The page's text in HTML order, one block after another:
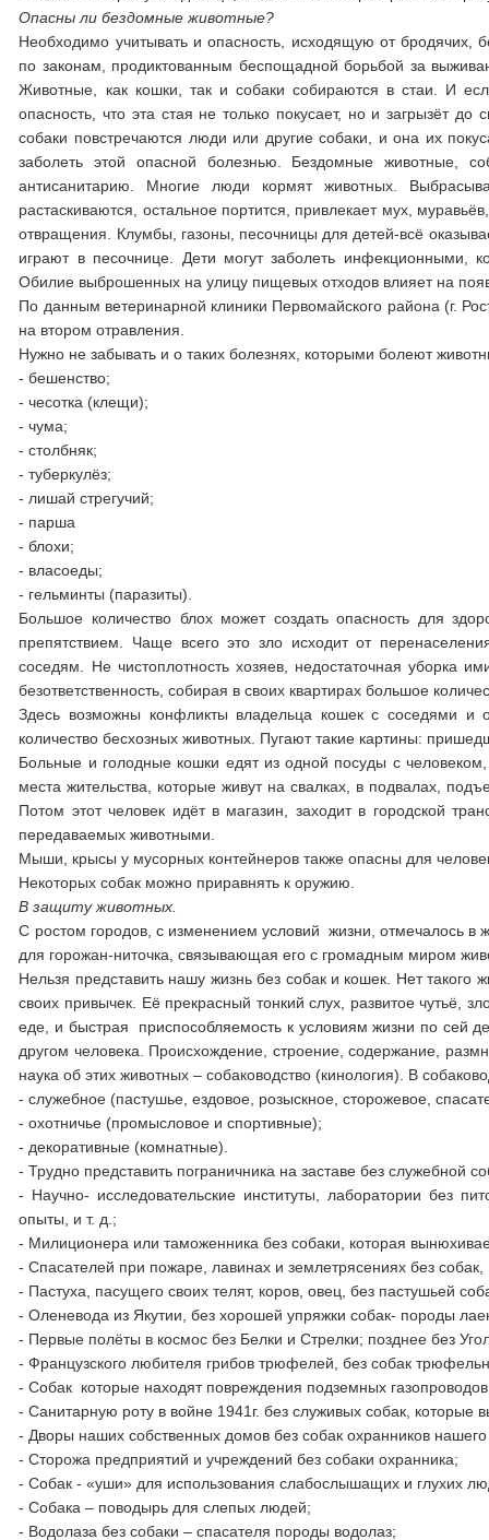
Опасны ли бездомные животные?
Необходимо учитывать и опасность, исходящую от бродячих,
по законам, продиктованным беспощадной борьбой за
Животные, как кошки, так и собаки собираются в стаи. И
опасность, что эта стая не только покусает, но и загрызёт
собаки повстречаются люди или другие собаки, и она их
заболеть этой опасной болезнью. Бездомные животные,
антисанитарию. Многие люди кормят животных.
растаскиваются, остальное портится, привлекает мух,
отвращения. Клумбы, газоны, песочницы для детей-всё
играют в песочнице. Дети могут заболеть инфекционными,
Обилие выброшенных на улицу пищевых отходов влияет на
По данным ветеринарной клиники Первомайского района (г.
на втором отравления.
Нужно не забывать и о таких болезнях, которыми болеют
- бешенство;
- чесотка (клещи);
- чума;
- столбняк;
- туберкулёз;
- лишай стрегучий;
- парша
- блохи;
- власоеды;
- гельминты (паразиты).
Большое количество блох может создать опасность для
препятствием. Чаще всего это зло исходит от
соседям. Не чистоплотность хозяев, недостаточная уборка
безответственность, собирая в своих квартирах большое
Здесь возможны конфликты владельца кошек с соседями
количество бесхозных животных. Пугают такие картины:
Больные и голодные кошки едят из одной посуды с
места жительства, которые живут на свалках, в подвалах,
Потом этот человек идёт в магазин, заходит в городской
передаваемых животными.
Мыши, крысы у мусорных контейнеров также опасны для
Некоторых собак можно приравнять к оружию.
В защиту животных.
С ростом городов, с изменением условий жизни, отмечалось
для горожан-ниточка, связывающая его с громадным миром
Нельзя представить нашу жизнь без собак и кошек. Нет
своих привычек. Её прекрасный тонкий слух, развитое чутьё,
еде, и быстрая приспособляемость к условиям жизни по сей
другом человека. Происхождение, строение, содержание,
наука об этих животных – собаководство (кинология). В
- служебное (пастушье, ездовое, розыскное, сторожевое,
- охотничье (промысловое и спортивные);
- декоративные (комнатные).
- Трудно представить пограничника на заставе без служебной
- Научно- исследовательские институты, лаборатории без
опыты, и т. д.;
- Милиционера или таможенника без собаки, которая
- Спасателей при пожаре, лавинах и землетрясениях без
- Пастуха, пасущего своих телят, коров, овец, без пастушьей
- Оленевода из Якутии, без хорошей упряжки собак- породы
- Первые полёты в космос без Белки и Стрелки; позднее без
- Французского любителя грибов трюфелей, без собак
- Собак которые находят повреждения подземных
- Санитарную роту в войне 1941г. без служивых собак, которые
- Дворы наших собственных домов без собак охранников
- Сторожа предприятий и учреждений без собаки охранника;
- Собак - «уши» для использования слабослышащих и глухих
- Собака – поводырь для слепых людей;
- Водолаза без собаки – спасателя породы водолаз;